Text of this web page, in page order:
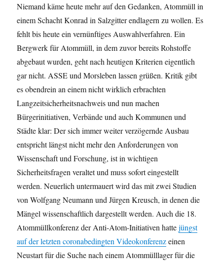
Niemand käme heute mehr auf den Gedanken, Atommüll in
einem Schacht Konrad in Salzgitter endlagern zu wollen. Es
fehlt bis heute ein vernünftiges Auswahlverfahren. Ein
Bergwerk für Atommüll, in dem zuvor bereits Rohstoffe
abgebaut wurden, geht nach heutigen Kriterien eigentlich
gar nicht. ASSE und Morsleben lassen grüßen. Kritik gibt
es obendrein an einem nicht wirklich erbrachten
Langzeitsicherheitsnachweis und nun machen
Bürgerinitiativen, Verbände und auch Kommunen und
Städte klar: Der sich immer weiter verzögernde Ausbau
entspricht längst nicht mehr den Anforderungen von
Wissenschaft und Forschung, ist in wichtigen
Sicherheitsfragen veraltet und muss sofort eingestellt
werden. Neuerlich untermauert wird das mit zwei Studien
von Wolfgang Neumann und Jürgen Kreusch, in denen die
Mängel wissenschaftlich dargestellt werden. Auch die 18.
Atommüllkonferenz der Anti-Atom-Initiativen hattejüngst
auf der letzten coronabedingten Videokonferenzeinen
Neustart für die Suche nach einem Atommülllager für die